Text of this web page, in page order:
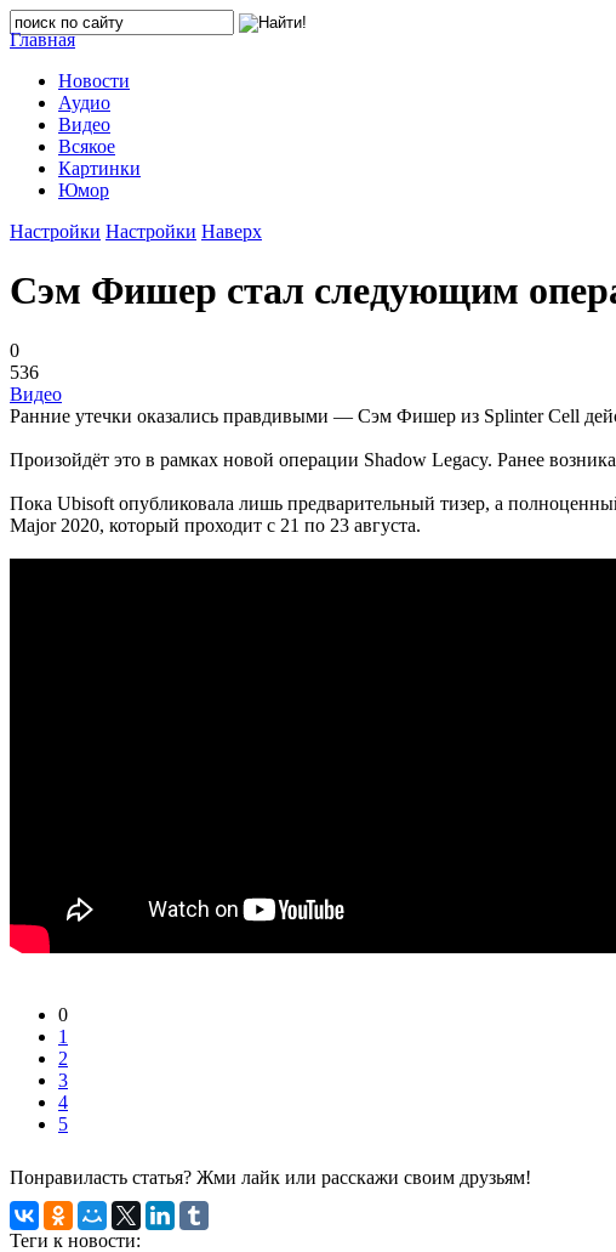
Главная
Новости
Аудио
Видео
Всякое
Картинки
Юмор
Настройки Настройки Наверх
Сэм Фишер стал следующим
0
536
Видео
Ранние утечки оказались правдивыми — Сэм Фишер из Splinter Cell
Произойдёт это в рамках новой операции Shadow Legacy. Ранее
Пока Ubisoft опубликовала лишь предварительный тизер, а
Major 2020, который проходит с 21 по 23 августа.
0
1
2
3
4
5
Понравиласть статья? Жми лайк или расскажи своим друзьям!
Теги к новости: